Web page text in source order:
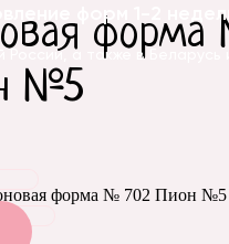
форм 1-2
а также в Беларусь
№5
форма № 702 Пион №5